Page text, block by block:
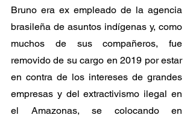
Bruno era ex empleado de la agencia
brasileña de asuntos indígenas y, como
muchos de sus compañeros, fue
removido de su cargo en 2019 por estar
en contra de los intereses de grandes
empresas y del extractivismo ilegal en
el Amazonas, se colocando en